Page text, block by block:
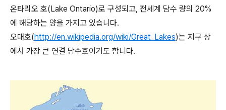
온타리오 호(Lake Ontario)로 구성되고, 전세계 담수 량의 20%
에 해당하는 양을 가지고 있습니다.
오대호(http://en.wikipedia.org/wiki/Great_Lakes)는 지구 상
에서 가장 큰 연결 담수호이기도 합니다.